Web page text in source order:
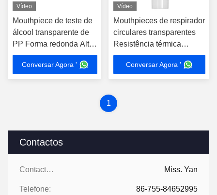
Contactos
Contactos: Miss. Yan
Telefone: 86-755-84652995
Vídeo
Mouthpiece de teste de
álcool transparente de
PP Forma redonda Alta
resistência a odores
Conversar Agora '
Vídeo
Mouthpieces de respirador
circulares transparentes
Resistência térmica
padrão
Conversar Agora '
1